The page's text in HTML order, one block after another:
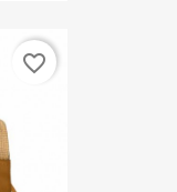
favorite_border